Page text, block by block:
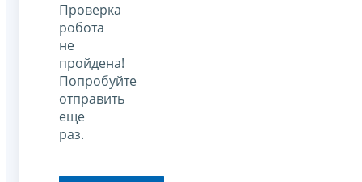
Проверка
робота
не
пройдена!
Попробуйте
отправить
еще
раз.